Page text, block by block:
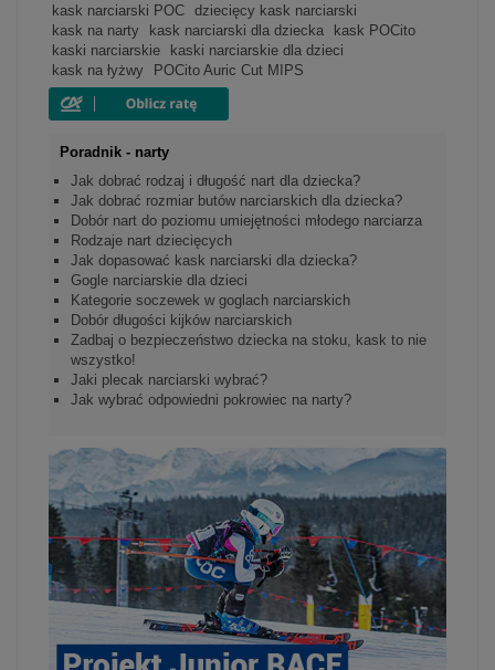
kask narciarski POC
dziecięcy kask narciarski
kask na narty
kask narciarski dla dziecka
kask POCito
kaski narciarskie
kaski narciarskie dla dzieci
kask na łyżwy
POCito Auric Cut MIPS
Poradnik - narty
Jak dobrać rodzaj i długość nart dla dziecka?
Jak dobrać rozmiar butów narciarskich dla dziecka?
Dobór nart do poziomu umiejętności młodego narciarza
Rodzaje nart dziecięcych
Jak dopasować kask narciarski dla dziecka?
Gogle narciarskie dla dzieci
Kategorie soczewek w goglach narciarskich
Dobór długości kijków narciarskich
Zadbaj o bezpieczeństwo dziecka na stoku, kask to nie
wszystko!
Jaki plecak narciarski wybrać?
Jak wybrać odpowiedni pokrowiec na narty?